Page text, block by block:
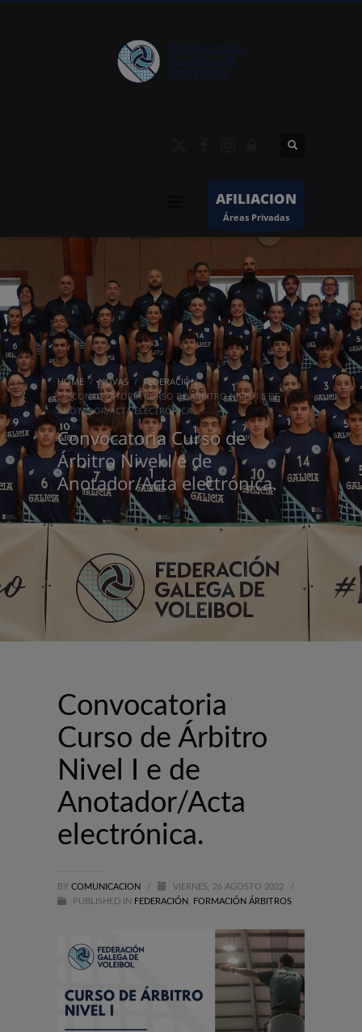
AFILIACION
Áreas Privadas
HOME NOVAS
FEDERACIÓN
CONVOCATORIA CURSO DE ÁRBITRO NIVEL I E DE
ANOTADOR/ACTA ELECTRÓNICA.
Convocatoria Curso de
Árbitro Nivel I e de
Anotador/Acta electrónica.
Convocatoria
Curso de Árbitro
Nivel I e de
Anotador/Acta
electrónica.
BY COMUNICACION / VIERNES, 26 AGOSTO 2022
/
PUBLISHED IN
FEDERACIÓN FORMACIÓN ÁRBITROS